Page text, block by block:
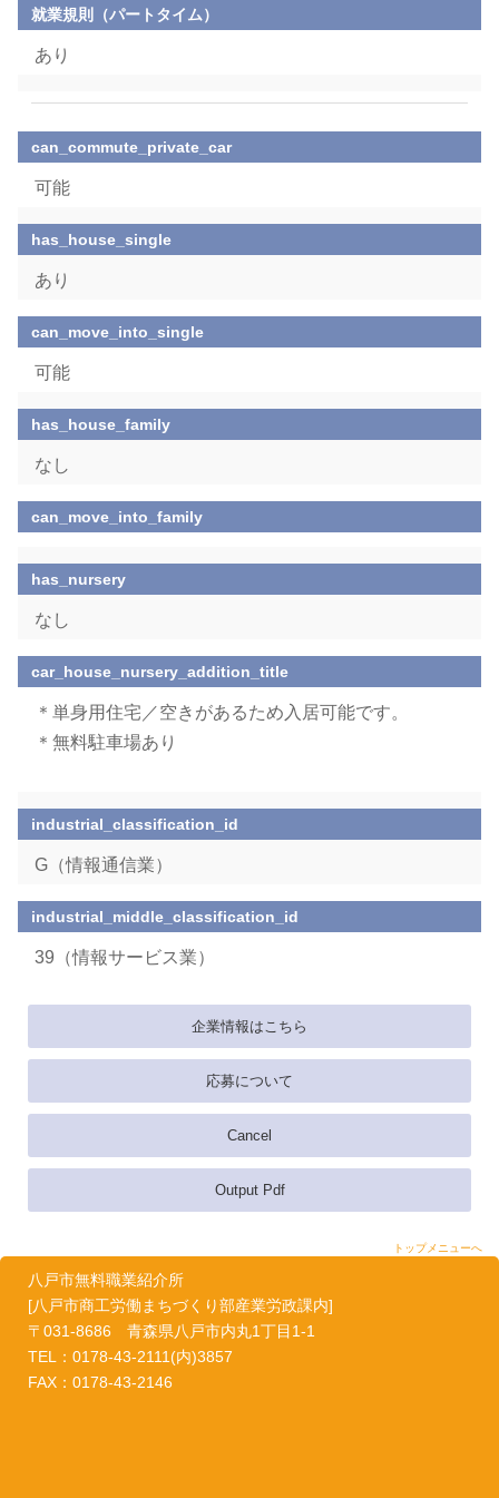
就業規則（パートタイム）
あり
can_commute_private_car
可能
has_house_single
あり
can_move_into_single
可能
has_house_family
なし
can_move_into_family
has_nursery
なし
car_house_nursery_addition_title
＊単身用住宅／空きがあるため入居可能です。
＊無料駐車場あり
industrial_classification_id
G（情報通信業）
industrial_middle_classification_id
39（情報サービス業）
企業情報はこちら
応募について
Cancel
Output Pdf
トップメニューへ
八戸市無料職業紹介所
[八戸市商工労働まちづくり部産業労政課内]
〒031-8686 青森県八戸市内丸1丁目1-1
TEL：0178-43-2111(内)3857
FAX：0178-43-2146